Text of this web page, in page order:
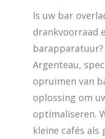
Is uw bar
drankvoorraad
Argenteau,
opruimen van
oplossing om
optimaliseren.
kleine cafés